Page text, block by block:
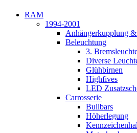
RAM
1994-2001
Anhängerkupplung
Beleuchtung
3.
Diverse
Glühbirnen
Highfives
LED
Carrosserie
Bullbars
Höherlegung